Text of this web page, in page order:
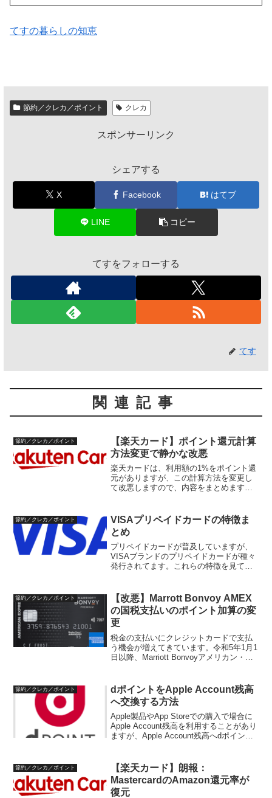
てすの暮らしの知恵
節約／クレカ／ポイント クレカ
スポンサーリンク
シェアする
X Facebook はてブ
LINE コピー
てすをフォローする
てす
関連記事
節約／クレカ／ポイント
【楽天カード】ポイント還元計算
方法変更で静かな改悪
楽天カードは、利用額の1%をポイント還
元がありますが、この計算方法を変更し
て改悪しますので、内容をまとめます。
和5年11月請求分からです。楽天カードの
還元ポイント計算方...
節約／クレカ／ポイント
VISAプリペイドカードの特徴ま
とめ
プリペイドカードが普及していますが、
VISAブランドのプリペイドカードが種々
発行されてます。これらの特徴を見てい
クレジットカードと同様に、VISA加盟店
でショ...
節約／クレカ／ポイント
【改悪】Marrott Bonvoy AMEX
の国税支払いのポイント加算の変
更
税金の支払いにクレジットカードで支払
う機会が増えてきています。令和5年1月1
日以降、Marriott Bonvoyアメリカン・エ
更になります。この内容を点検します。
変更...
節約／クレカ／ポイント
dポイントをApple Account残高
へ交換する方法
Apple製品やApp Storeでの購入で場合に
Apple Account残高を利用することがあり
ますが、Apple Account残高へdポイント
Account...
節約／クレカ／ポイント
【楽天カード】朗報：
MastercardのAmazon還元率が
復元